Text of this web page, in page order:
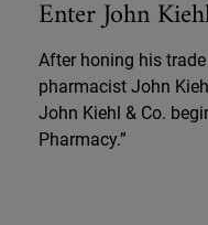
Enter John
After honing his
pharmacist John
John Kiehl & Co.
Pharmacy.”